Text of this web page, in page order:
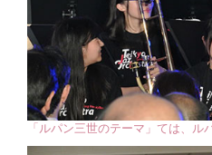
「ルパン三世のテーマ」ては、